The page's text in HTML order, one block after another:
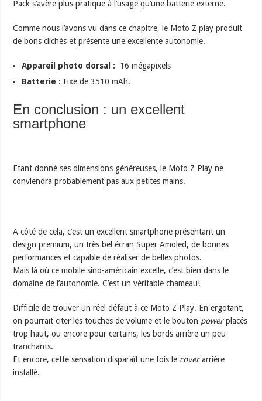
Pack s’avère plus pratique à l’usage qu’une batterie externe.
Comme nous l’avons vu dans ce chapitre, le Moto Z play produit
de bons clichés et présente une excellente autonomie.
Appareil photo dorsal : 16 mégapixels
Batterie : Fixe de 3510 mAh.
En conclusion : un excellent
smartphone
Etant donné ses dimensions généreuses, le Moto Z Play ne
conviendra probablement pas aux petites mains.
A côté de cela, c’est un excellent smartphone présentant un
design premium, un très bel écran Super Amoled, de bonnes
performances et capable de réaliser de belles photos.
Mais là où ce mobile sino-américain excelle, c’est bien dans le
domaine de l’autonomie. C’est un véritable chameau!
Difficile de trouver un réel défaut à ce Moto Z Play. En ergotant,
on pourrait citer les touches de volume et le bouton powerplacés
trop haut, ou encore pour certains, les bords arrière un peu
tranchants.
Et encore, cette sensation disparaît une fois le coverarrière
installé.